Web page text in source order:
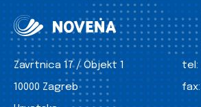
Zavrtnica 17 / Objekt 1
10000 Zagreb
tel:
fax: